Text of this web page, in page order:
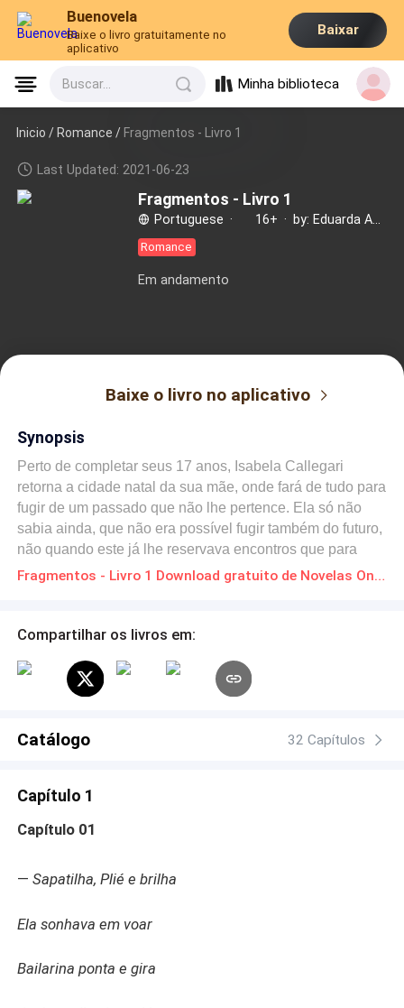
Buenovela
Baixe o livro gratuitamente no
aplicativo
Baixar
Buscar... Minha biblioteca
Inicio /Romance / Fragmentos - Livro 1
Last Updated: 2021-06-23
Fragmentos - Livro 1
Portuguese · 16+ ·
Romance
Em andamento
Baixe o livro no aplicativo
Synopsis
Perto de completar seus 17 anos, Isabela Callegari
retorna a cidade natal da sua mãe, onde fará de tudo para
fugir de um passado que não lhe pertence. Ela só não
sabia ainda, que não era possível fugir também do futuro,
não quando este já lhe reservava encontros que para
muitos, é conhecido como destino. Ethan Clarck vivia em
que tocaria o solo como um tornado. Ao se sentir
aqueles que ama, e não percebe em que momento,
deixou de proteger seu próprio coração. Quando tudo
recomeçar mesmo depois de traumas e perdas, o
que ainda assombra e o futuro desejado. Não era apenas
final é sempre o mesmo. Felizes não são aqueles que
começos por meio do amor. "Fragmentos" é um convite a
temporária tortura emocional
Fragmentos - Livro 1 Download gratuito de Novelas Online em PDF
Compartilhar os livros em:
Catálogo 32 Capítulos
Capítulo 1
Capítulo 01
—Sapatilha, Plié e brilha
Ela sonhava em voar
Bailarina ponta e gira